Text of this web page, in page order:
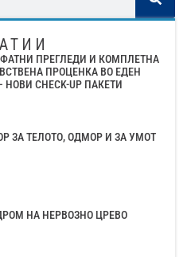
ПРЕГЛЕДИ И КОМПЛЕТНА
ПРОЦЕНКА ВО ЕДЕН
НОВИ CHECK-UP ПАКЕТИ
ЗА ТЕЛОТО, ОДМОР И ЗА УМОТ
НА НЕРВОЗНО ЦРЕВО